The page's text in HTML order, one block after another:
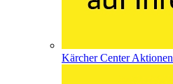
Kärcher Center Aktionen